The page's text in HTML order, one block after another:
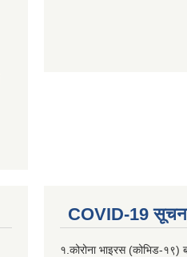
COVID-19
१.कोरोना भाइरस (कोभिड-१९)